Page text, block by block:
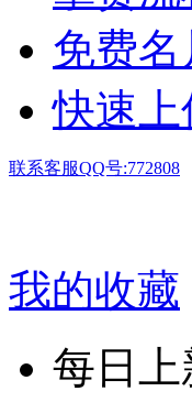
免费名
快速上
联系客服QQ号:772808
我的收藏
每日上